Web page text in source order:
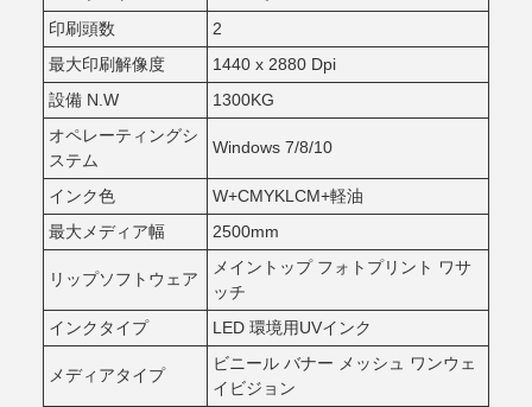
印刷頭数
2
最大印刷解像度
1440 x 2880 Dpi
設備 N.W
1300KG
オペレーティングシ
ステム
Windows 7/8/10
インク色
W+CMYKLCM+軽油
最大メディア幅
2500mm
リップソフトウェア
メイントップ フォトプリント ワサ
ッチ
インクタイプ
LED 環境用UVインク
メディアタイプ
ビニール バナー メッシュ ワンウェ
イビジョン